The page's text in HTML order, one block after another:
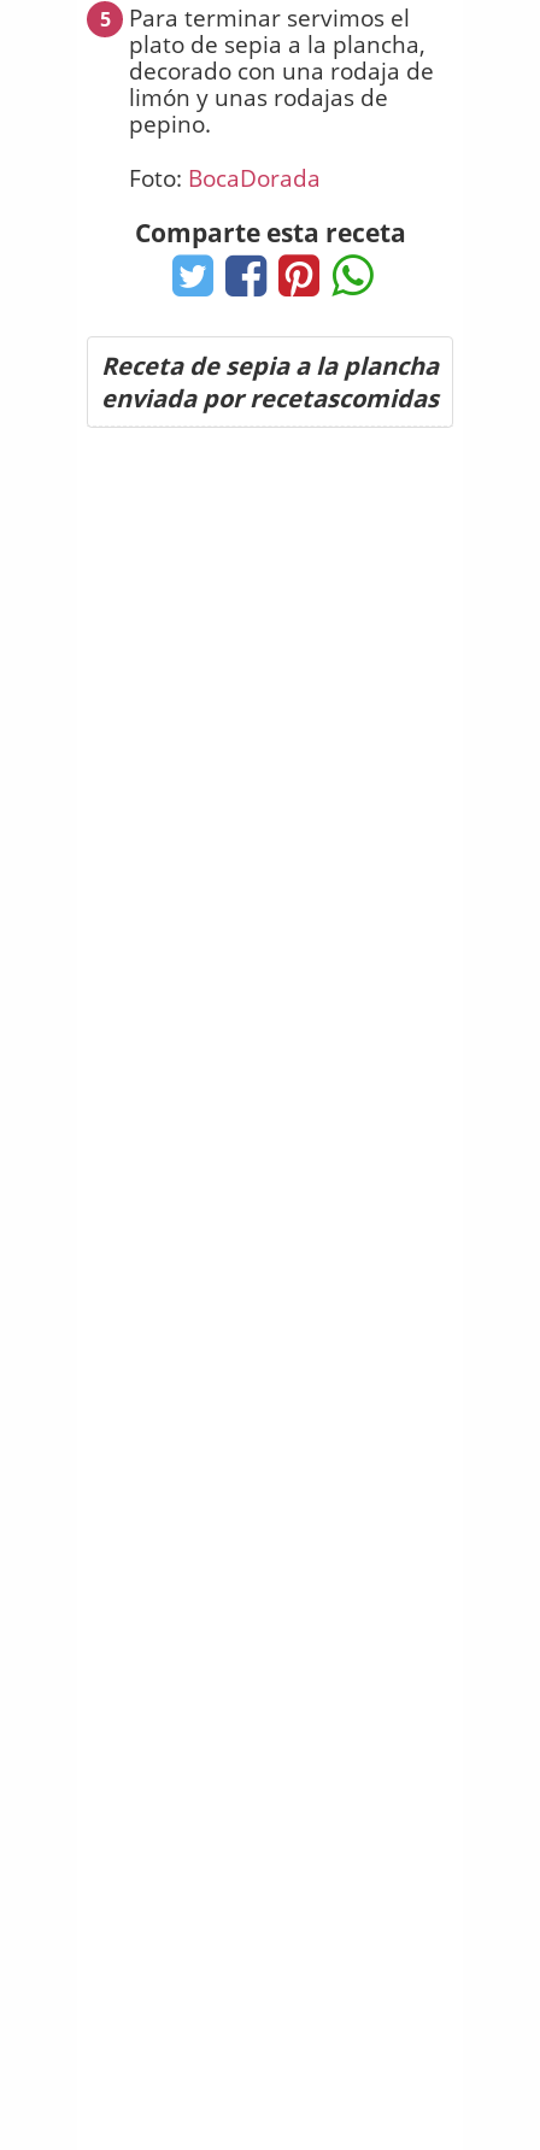
5
Para terminar servimos el
plato de sepia a la plancha,
decorado con una rodaja de
limón y unas rodajas de
pepino.
Foto: BocaDorada
Comparte esta receta
Receta de sepia a la plancha
enviada por recetascomidas